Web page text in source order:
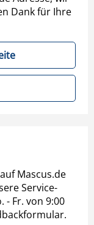
Dank für Ihre
Mascus.de
Service-
- Fr. von 9:00